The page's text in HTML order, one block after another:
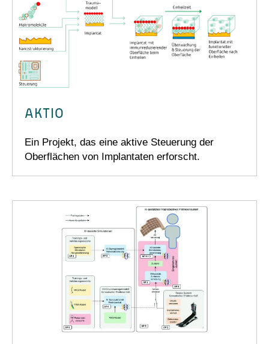
AKTIO
Ein Projekt, das eine aktive Steuerung der
Oberflächen von Implantaten erforscht.